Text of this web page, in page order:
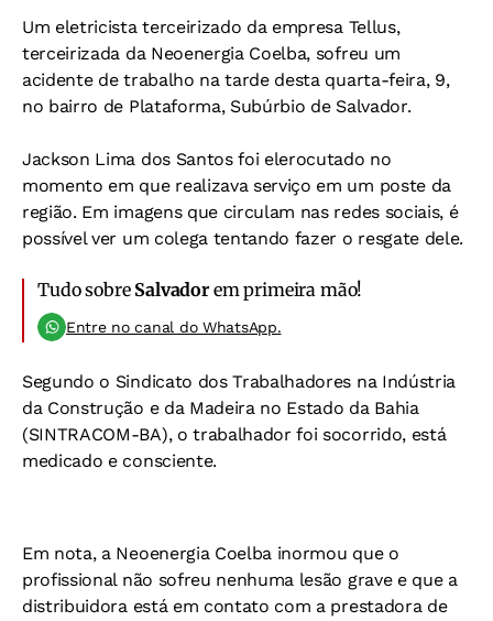
Um eletricista terceirizado da empresa Tellus,
terceirizada da Neoenergia Coelba, sofreu um
acidente de trabalho na tarde desta quarta-feira, 9,
no bairro de Plataforma, Subúrbio de Salvador.
Jackson Lima dos Santos foi elerocutado no
momento em que realizava serviço em um poste da
região. Em imagens que circulam nas redes sociais, é
possível ver um colega tentando fazer o resgate dele.
Tudo sobre Salvadorem primeira mão!
Entre no canal do WhatsApp.
Segundo o Sindicato dos Trabalhadores na Indústria
da Construção e da Madeira no Estado da Bahia
(SINTRACOM-BA), o trabalhador foi socorrido, está
medicado e consciente.
Em nota, a Neoenergia Coelba inormou que o
profissional não sofreu nenhuma lesão grave e que a
distribuidora está em contato com a prestadora de